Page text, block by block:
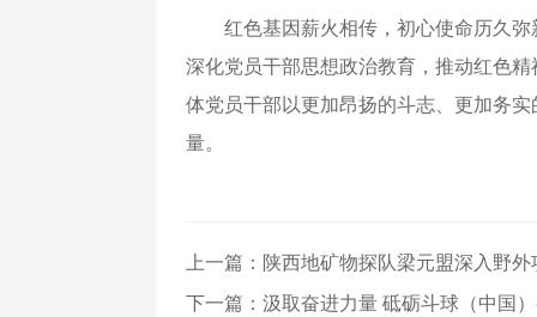
红色基因薪火相传，初心使命历久
深化党员干部思想政治教育，推动红色
体党员干部以更加昂扬的斗志、更加务
量。
上一篇：陕西地矿物探队梁元盟深入野外
下一篇：汲取奋进力量 砥砺斗球（中国